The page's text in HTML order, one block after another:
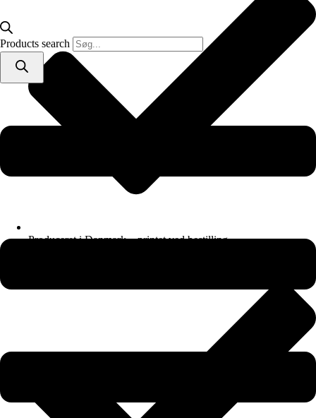
Products search
Produceret i Danmark – printet ved bestilling